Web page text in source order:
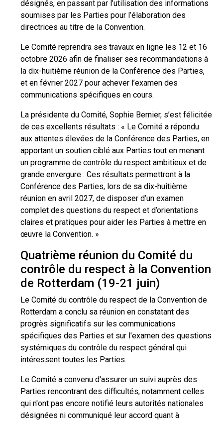
désignés, en passant par l’utilisation des informations
soumises par les Parties pour l’élaboration des
directrices au titre de la Convention.
Le Comité reprendra ses travaux en ligne les 12 et 16
octobre 2026 afin de finaliser ses recommandations à
la dix-huitième réunion de la Conférence des Parties,
et en février 2027 pour achever l’examen des
communications spécifiques en cours.
La présidente du Comité, Sophie Bernier, s’est félicitée
de ces excellents résultats : « Le Comité a répondu
aux attentes élevées de la Conférence des Parties, en
apportant un soutien ciblé aux Parties tout en menant
un programme de contrôle du respect ambitieux et de
grande envergure . Ces résultats permettront à la
Conférence des Parties, lors de sa dix-huitième
réunion en avril 2027, de disposer d’un examen
complet des questions du respect et d’orientations
claires et pratiques pour aider les Parties à mettre en
œuvre la Convention. »
Quatrième réunion du Comité du
contrôle du respect à la Convention
de Rotterdam (19-21 juin)
Le Comité du contrôle du respect de la Convention de
Rotterdam a conclu sa réunion en constatant des
progrès significatifs sur les communications
spécifiques des Parties et sur l'examen des questions
systémiques du contrôle du respect général qui
intéressent toutes les Parties.
Le Comité a convenu d'assurer un suivi auprès des
Parties rencontrant des difficultés, notamment celles
qui n'ont pas encore notifié leurs autorités nationales
désignées ni communiqué leur accord quant à